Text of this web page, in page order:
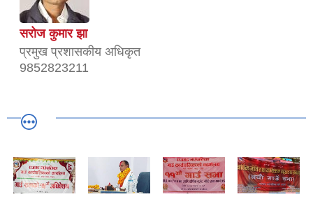
सरोज कुमार झा
प्रमुख प्रशासकीय अधिकृत
9852823211